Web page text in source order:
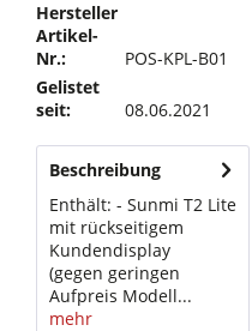
Hersteller
Artikel-
Nr.:
POS-KPL-B01
Gelistet
seit:
08.06.2021
Beschreibung
Enthält: - Sunmi T2 Lite
mit rückseitigem
Kundendisplay
(gegen geringen
Aufpreis Modell...
mehr